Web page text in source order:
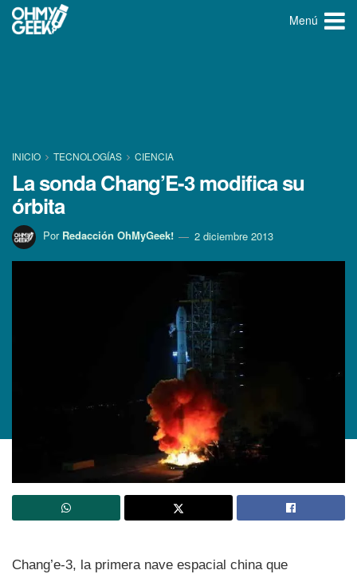
Menú
INICIO TECNOLOGÍ­AS CIENCIA
La sonda Chang’E-3 modifica su
órbita
Por Redacción OhMyGeek! 2 diciembre 2013
Chang’e-3, la primera nave espacial china que